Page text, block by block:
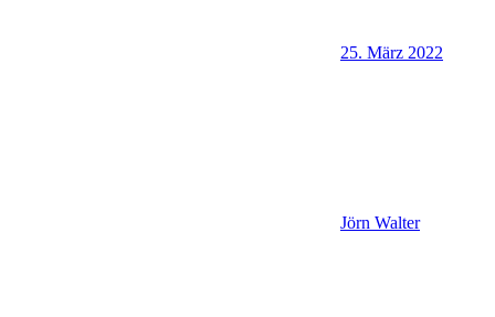
25. März 2022
Jörn Walter